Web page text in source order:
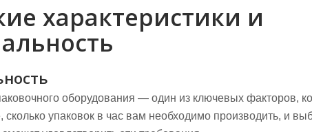
характеристики и
оборудования — один из ключевых факторов,
сколько упаковок в час вам необходимо производить, и